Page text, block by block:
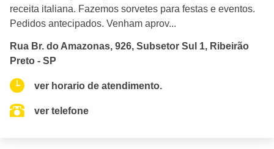
receita italiana. Fazemos sorvetes para festas e eventos.
Pedidos antecipados. Venham aprov...
Rua Br. do Amazonas, 926, Subsetor Sul 1, Ribeirão
Preto - SP
ver horario de atendimento.
ver telefone